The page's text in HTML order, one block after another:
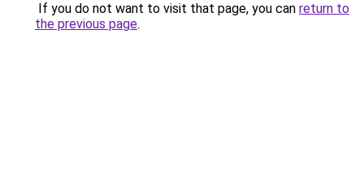
If you do not want to visit that page, you can return to
the previous page.